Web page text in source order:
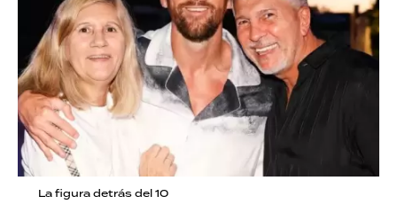
La figura detrás del 10